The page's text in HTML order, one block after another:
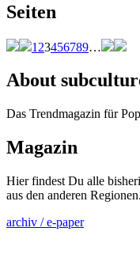
Seiten
1 23456789…
About
Das Trendmagazin für
Magazin
Hier findest Du alle
aus den anderen Regionen.
archiv / e-paper